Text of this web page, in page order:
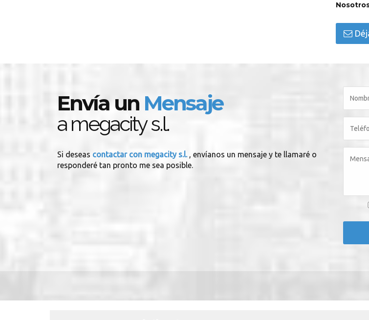
Envía un Mensaje
a megacity s.l.
Si deseas contactar con megacity s.l. , envíanos un mensaje y te llamaré o
responderé tan pronto me sea posible.